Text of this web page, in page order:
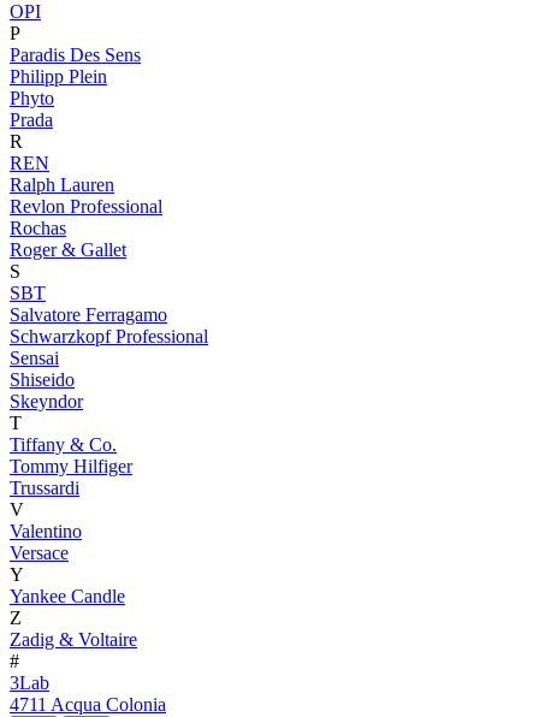
OPI
P
Paradis Des Sens
Philipp Plein
Phyto
Prada
R
REN
Ralph Lauren
Revlon Professional
Rochas
Roger & Gallet
S
SBT
Salvatore Ferragamo
Schwarzkopf Professional
Sensai
Shiseido
Skeyndor
T
Tiffany & Co.
Tommy Hilfiger
Trussardi
V
Valentino
Versace
Y
Yankee Candle
Z
Zadig & Voltaire
#
3Lab
4711 Acqua Colonia